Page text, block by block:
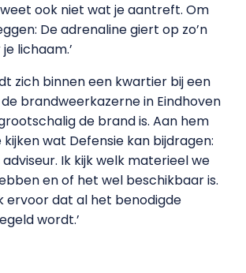
ook niet wat je aantreft. Om
De adrenaline giert op zo’n
lichaam.’
zich binnen een kwartier bij een
brandweerkazerne in Eindhoven
de brand is. Aan hem
wat Defensie kan bijdragen:
adviseur. Ik kijk welk materieel we
en of het wel beschikbaar is.
ervoor dat al het benodigde
wordt.’